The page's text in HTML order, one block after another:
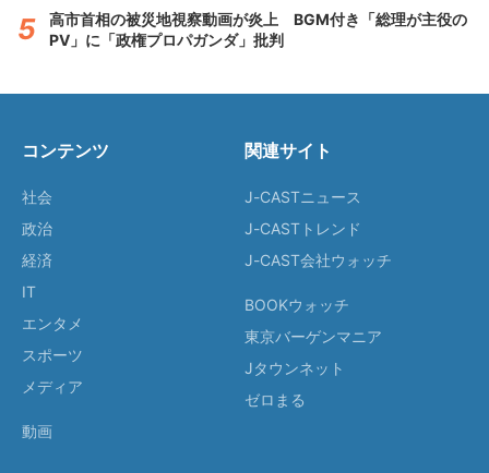
高市首相の被災地視察動画が炎上 BGM付き「総理が主役の
PV」に「政権プロパガンダ」批判
コンテンツ
社会
政治
経済
IT
エンタメ
スポーツ
メディア
動画
関連サイト
J-CASTニュース
J-CASTトレンド
J-CAST会社ウォッチ
BOOKウォッチ
東京バーゲンマニア
Jタウンネット
ゼロまる